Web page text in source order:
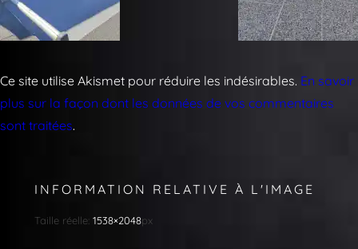
Ce site utilise Akismet pour réduire les indésirables. En savoir
plus sur la façon dont les données de vos commentaires
sont traitées.
INFORMATION RELATIVE À L'IMAGE
Taille réelle: 1538×2048px